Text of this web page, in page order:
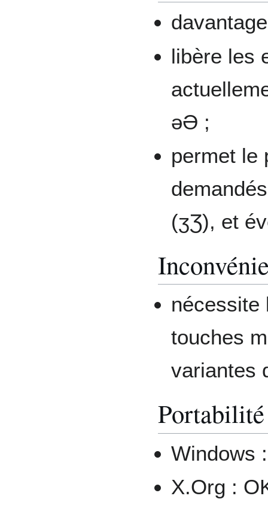
libère les
əƏ ;
permet le
(ʒƷ), et
nécessite
touches
variantes
Portabilité
Windows
X.Org :